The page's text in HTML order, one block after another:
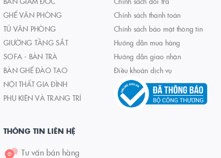
GHẾ VĂN PHÒNG
TỦ VĂN PHÒNG
GIƯỜNG TẦNG SẮT
SOFA - BÀN TRÀ
BÀN GHẾ ĐÀO TẠO
NỘI THẤT GIA ĐÌNH
PHỤ KIỆN VÀ TRANG TRÍ
Chính sách thanh toán
Chính sách bảo mật thông tin
Hướng dẫn mua hàng
Hướng dẫn giao nhận
Điều khoản dịch vụ
THÔNG TIN LIÊN HỆ
Tư vấn bán hàng